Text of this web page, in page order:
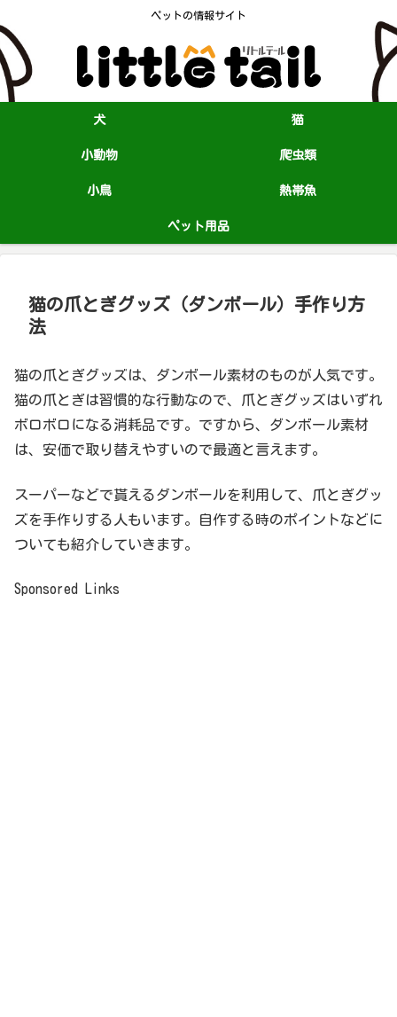
ペットの情報サイト
犬 猫
小動物 爬虫類
小鳥 熱帯魚
ペット用品
猫の爪とぎグッズ（ダンボール）手作り方
法
猫の爪とぎグッズは、ダンボール素材のものが人気です。
猫の爪とぎは習慣的な行動なので、爪とぎグッズはいずれ
ボロボロになる消耗品です。ですから、ダンボール素材
は、安価で取り替えやすいので最適と言えます。
スーパーなどで貰えるダンボールを利用して、爪とぎグッ
ズを手作りする人もいます。自作する時のポイントなどに
ついても紹介していきます。
Sponsored Links